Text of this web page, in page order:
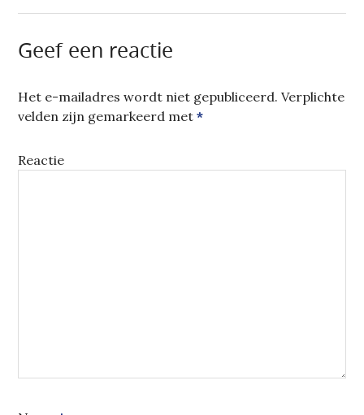
NIEUW NIEUW NIEUW (WORDT
Geef een reactie
Het e-mailadres wordt niet gepubliceerd. Verplichte
velden zijn gemarkeerd met*
Reactie